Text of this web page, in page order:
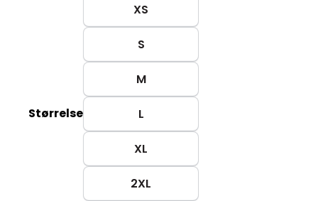
Størrelse
XS
S
M
L
XL
2XL